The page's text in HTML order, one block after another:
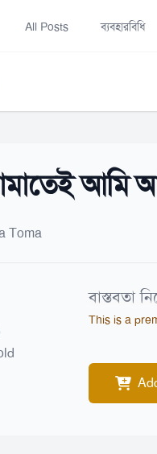
All Posts ব্যবহারবিধি
আমি
Toma
বাস্তবতা
This is a